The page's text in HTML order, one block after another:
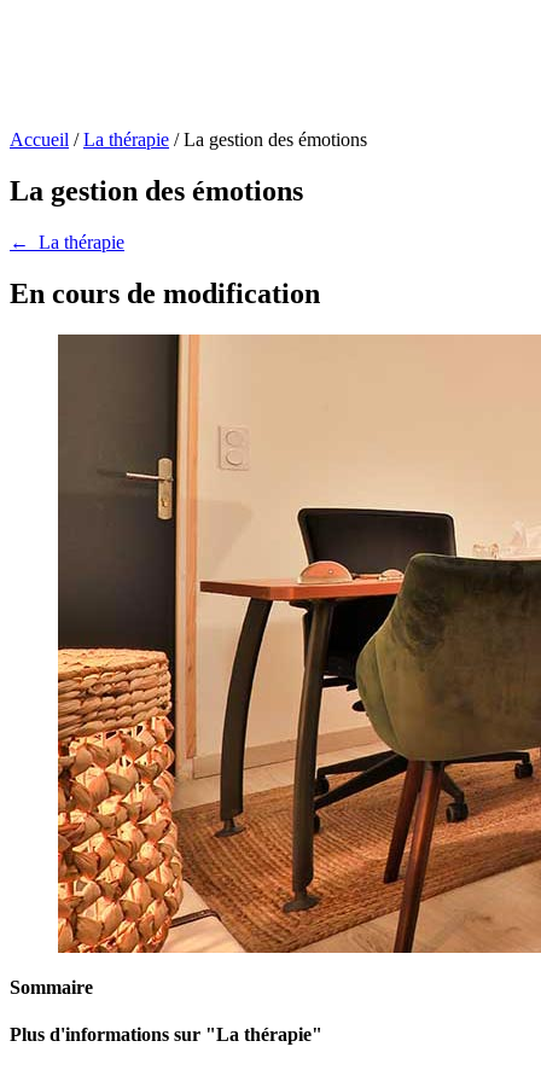
Accueil /La thérapie /La gestion des émotions
La gestion des émotions
← La thérapie
En cours de modification
Sommaire
Plus d'informations sur "La thérapie"